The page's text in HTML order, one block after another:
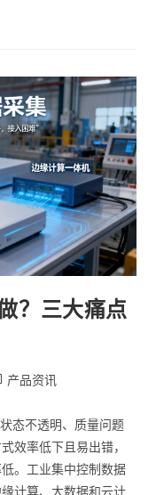
？三大痛点
产品资讯
态不透明、质量问题
效率低下且易出错，
。工业集中控制数据
计算、大数据和云计